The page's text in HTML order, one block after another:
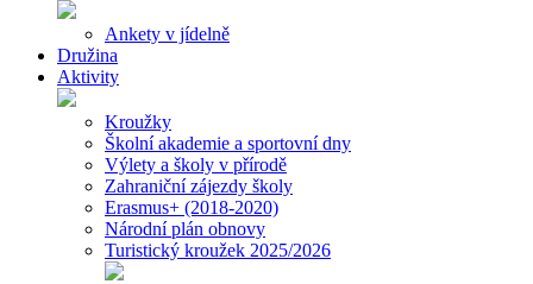
Ankety v jídelně
Družina
Aktivity
Kroužky
Školní akademie a sportovní dny
Výlety a školy v přírodě
Zahraniční zájezdy školy
Erasmus+ (2018-2020)
Národní plán obnovy
Turistický kroužek 2025/2026